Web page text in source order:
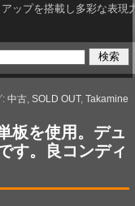
ップを搭載し多彩な表現
: 中古 SOLD OUT, Takamine
板を使用。デュ
す。良コンディ